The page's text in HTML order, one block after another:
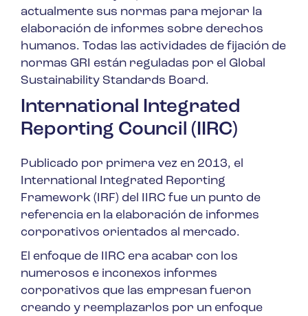
actualmente sus normas para mejorar la
elaboración de informes sobre derechos
humanos. Todas las actividades de fijación de
normas GRI están reguladas por el Global
Sustainability Standards Board.
International Integrated
Reporting Council (IIRC)
Publicado por primera vez en 2013, el
International Integrated Reporting
Framework (IRF) del IIRC fue un punto de
referencia en la elaboración de informes
corporativos orientados al mercado.
El enfoque de IIRC era acabar con los
numerosos e inconexos informes
corporativos que las empresan fueron
creando y reemplazarlos por un enfoque